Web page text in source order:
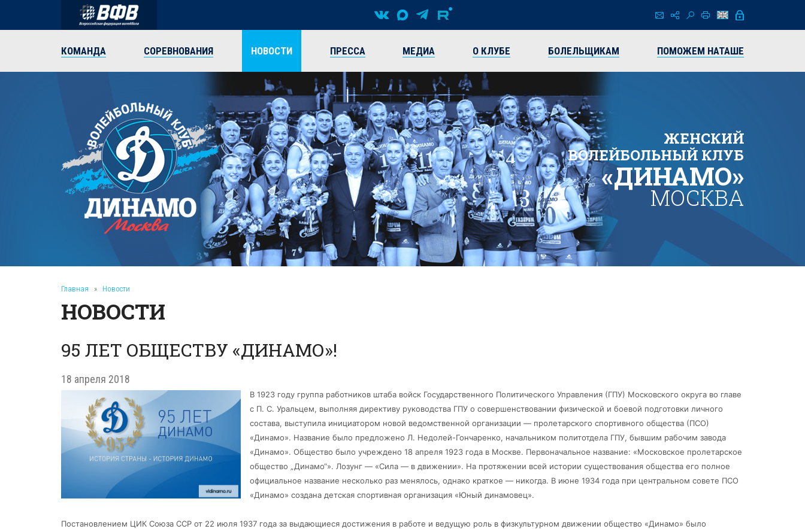
КОМАНДА СОРЕВНОВАНИЯ НОВОСТИ ПРЕССА МЕДИА О КЛУБЕ БОЛЕЛЬЩИКАМ ПОМОЖЕМ НАТАШЕ
ЖЕНСКИЙ
ВОЛЕЙБОЛЬНЫЙ КЛУБ
«ДИНАМО»
МОСКВА
Главная » Новости
НОВОСТИ
95 ЛЕТ ОБЩЕСТВУ «ДИНАМО»!
18 апреля 2018
В 1923 году группа работников штаба войск Государственного Политического Управления (ГПУ) Московского округа во главе
с П. С. Уральцем, выполняя директиву руководства ГПУ о совершенствовании физической и боевой подготовки личного
состава, выступила инициатором новой ведомственной организации — пролетарского спортивного общества (ПСО)
«Динамо». Название было предложено Л. Недолей-Гончаренко, начальником политотдела ГПУ, бывшим рабочим завода
«Динамо». Общество было учреждено 18 апреля 1923 года в Москве. Первоначальное название: «Московское пролетарское
общество „Динамо“». Лозунг — «Сила — в движении». На протяжении всей истории существования общества его полное
официальное название несколько раз менялось, однако краткое — никогда. В июне 1934 года при центральном совете ПСО
«Динамо» создана детская спортивная организация «Юный динамовец».
Постановлением ЦИК Союза ССР от 22 июля 1937 года за выдающиеся достижения в работе и ведущую роль в физкультурном движении общество «Динамо» было